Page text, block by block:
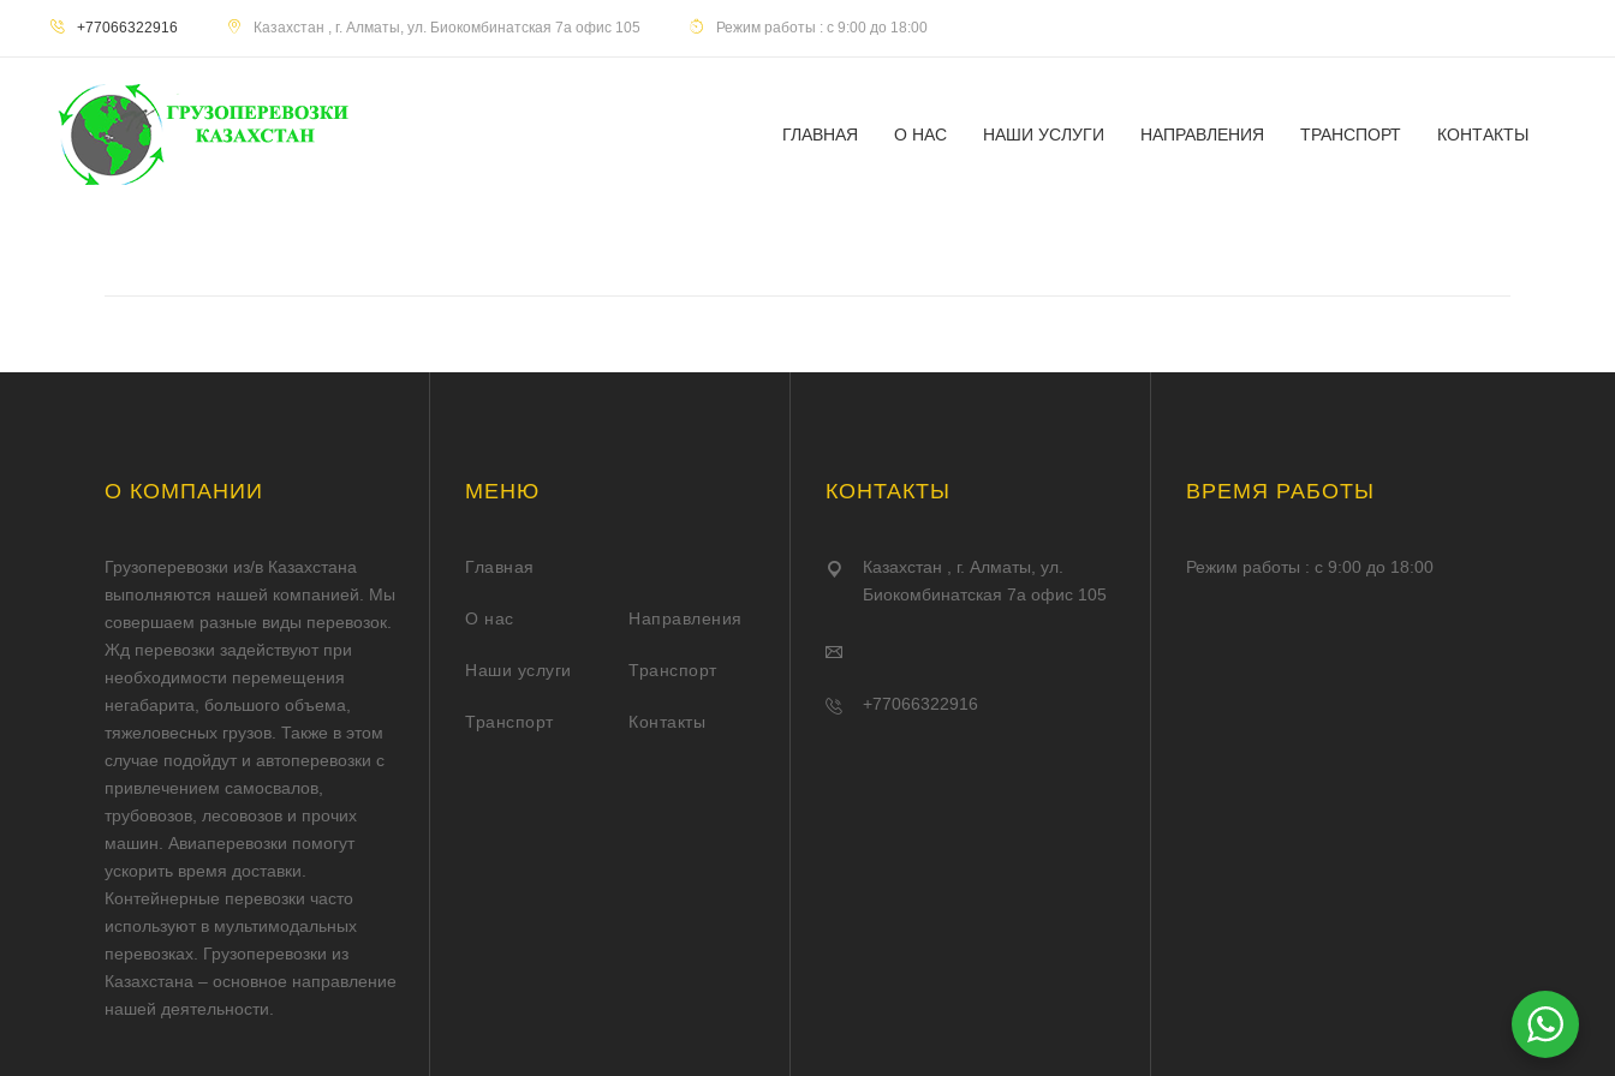
+77066322916 Казахстан , г. Алматы, ул. Биокомбинатская 7а офис 105 Режим работы : с 9:00 до 18:00
ГЛАВНАЯ О НАС НАШИ УСЛУГИ НАПРАВЛЕНИЯ ТРАНСПОРТ КОНТАКТЫ
О КОМПАНИИ
Грузоперевозки из/в Казахстана
выполняются нашей компанией. Мы
совершаем разные виды перевозок.
Жд перевозки задействуют при
необходимости перемещения
негабарита, большого объема,
тяжеловесных грузов. Также в этом
случае подойдут и автоперевозки с
привлечением самосвалов,
трубовозов, лесовозов и прочих
машин. Авиаперевозки помогут
ускорить время доставки.
Контейнерные перевозки часто
используют в мультимодальных
перевозках. Грузоперевозки из
Казахстана – основное направление
нашей деятельности.
МЕНЮ
Главная
О нас
Наши услуги
Транспорт
Направления
Транспорт
Контакты
КОНТАКТЫ
Казахстан , г. Алматы, ул.
Биокомбинатская 7а офис 105
+77066322916
ВРЕМЯ РАБОТЫ
Режим работы : с 9:00 до 18:00